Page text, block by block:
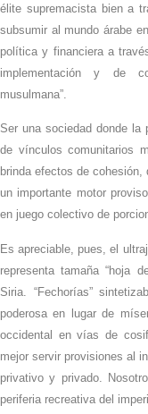
élite supremacista bien a
subsumir al mundo árabe
política y financiera a
implementación y de
musulmana”.
Ser una sociedad donde
de vínculos comunitarios
brinda efectos de
un importante motor
en juego colectivo de
Es apreciable, pues, el
representa tamaña “hoja
Siria. “Fechorías”
poderosa en lugar de
occidental en vías de
mejor servir provisiones al
privativo y privado.
periferia recreativa del